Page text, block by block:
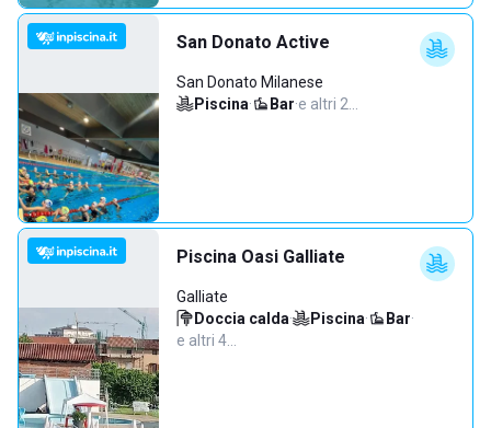
San Donato Active
San Donato Milanese
Piscina· Bar·e altri 2…
Piscina Oasi Galliate
Galliate
Doccia calda· Piscina· Bar·
e altri 4…